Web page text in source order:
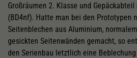
Großräumen 2. Klasse und
(BD4nf). Hatte man bei den Prototypen
Seitenblechen aus Aluminium,
gesickten Seitenwänden gemacht, so
den Serienbau letztlich eine